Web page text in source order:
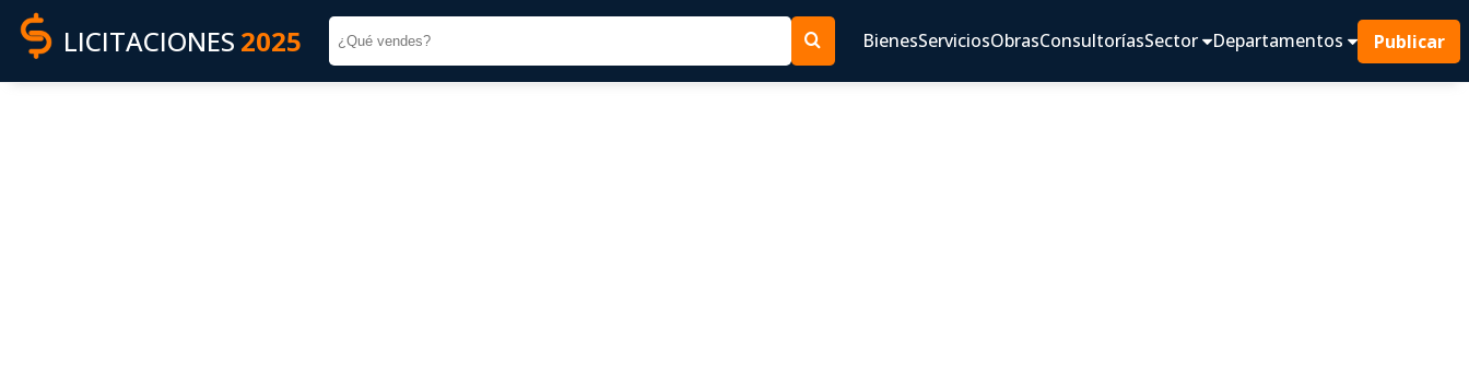
LICITACIONES 2025 BienesServiciosObrasConsultoríasSector Departamentos Publicar